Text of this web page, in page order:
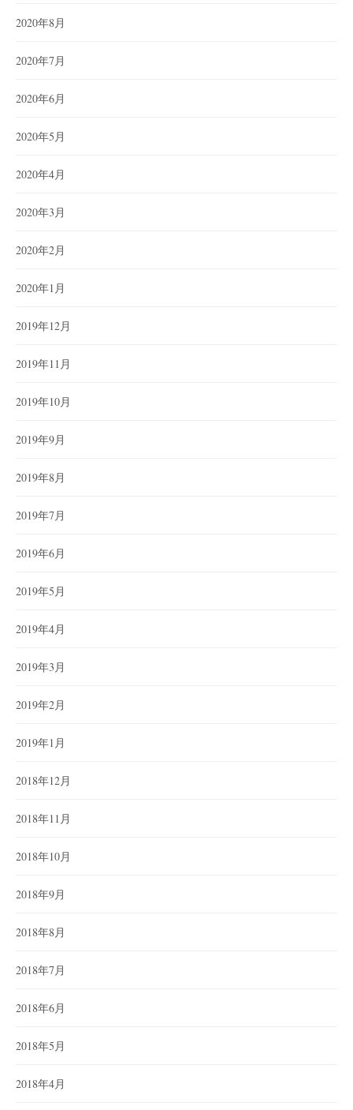
2020年8月
2020年7月
2020年6月
2020年5月
2020年4月
2020年3月
2020年2月
2020年1月
2019年12月
2019年11月
2019年10月
2019年9月
2019年8月
2019年7月
2019年6月
2019年5月
2019年4月
2019年3月
2019年2月
2019年1月
2018年12月
2018年11月
2018年10月
2018年9月
2018年8月
2018年7月
2018年6月
2018年5月
2018年4月